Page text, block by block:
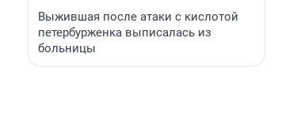
Выжившая после атаки с кислотой
петербурженка выписалась из
больницы